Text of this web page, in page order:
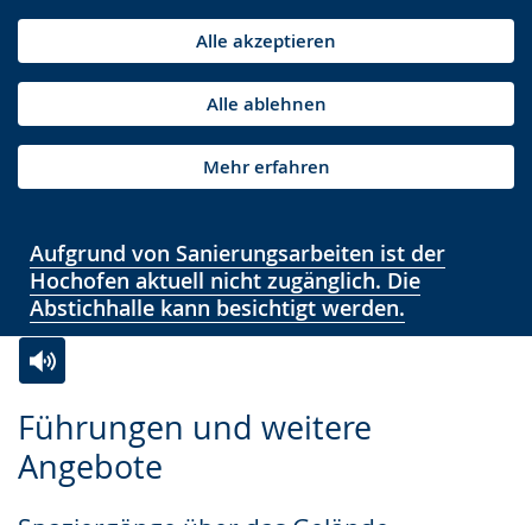
Alle akzeptieren
Alle ablehnen
Mehr erfahren
Aufgrund von Sanierungsarbeiten ist der
Hochofen aktuell nicht zugänglich. Die
Abstichhalle kann besichtigt werden.
Führungen und weitere
Angebote
Leichten
Sprache
Audio-
Unterstützung.
Video
in